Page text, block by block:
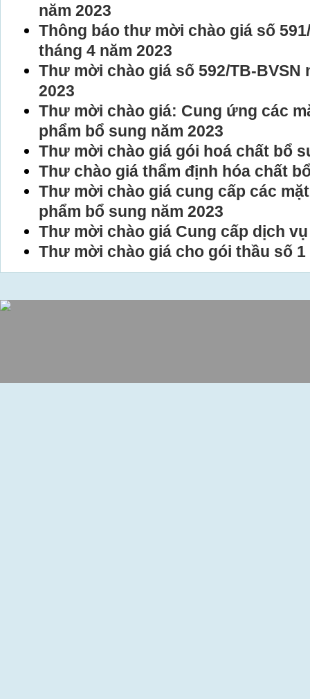
năm 2023
Thông báo thư mời chào giá số
tháng 4 năm 2023
Thư mời chào giá số 592/TB-BVSN
2023
Thư mời chào giá: Cung ứng các
phẩm bổ sung năm 2023
Thư mời chào giá gói hoá chất bổ
Thư chào giá thẩm định hóa chất
Thư mời chào giá cung cấp các
phẩm bổ sung năm 2023
Thư mời chào giá Cung cấp dịch vụ
Thư mời chào giá cho gói thầu số 1